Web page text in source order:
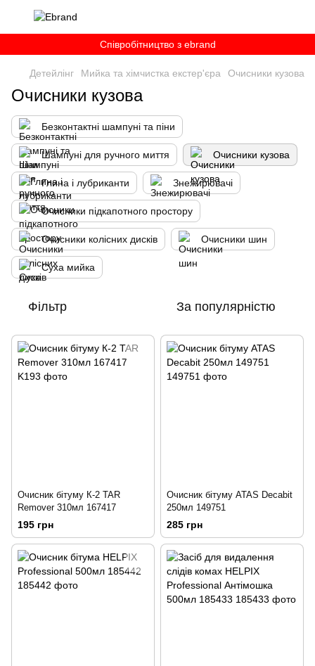
Співробітництво з ebrand
Детейлінг Мийка та хімчистка екстер'єра Очисники кузова
Очисники кузова
Безконтактні шампуні та піни
Шампуні для ручного миття Очисники кузова
Глина і лубриканти Знежирювачі
Очисники підкапотного простору
Очисники колісних дисків Очисники шин
Суха мийка
Фільтр За популярністю
Очисник бітуму К-2 TAR
Remover 310мл 167417
195 грн
Очисник бітуму ATAS Decabit
250мл 149751
285 грн